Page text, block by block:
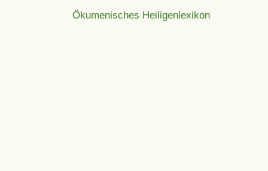
Ökumenisches Heiligenlexikon